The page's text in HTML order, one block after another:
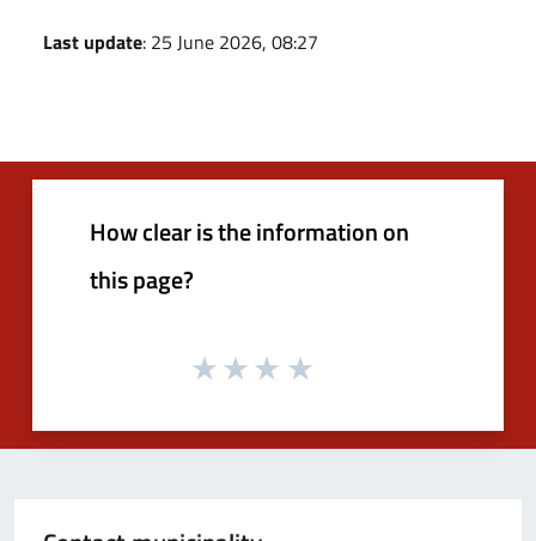
Last update: 25 June 2026, 08:27
How clear is the information on
this page?